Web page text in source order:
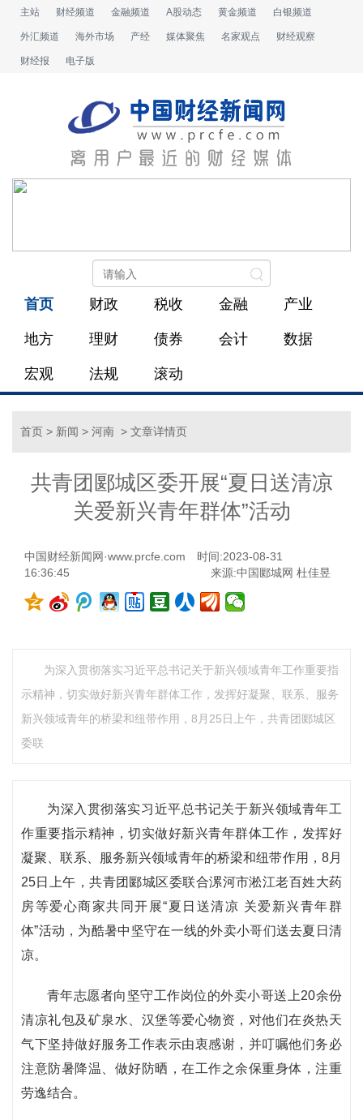
主站 财经频道 金融频道 A股动态 黄金频道 白银频道
外汇频道 海外市场 产经 媒体聚焦 名家观点 财经观察
财经报 电子版
首页 财政 税收 金融 产业
地方 理财 债券 会计 数据
宏观 法规 滚动
首页 > 新闻 > 河南 > 文章详情页
共青团郾城区委开展“夏日送清凉
关爱新兴青年群体”活动
中国财经新闻网·www.prcfe.com
时间:2023-08-31
16:36:45
来源:中国郾城网 杜佳昱
为深入贯彻落实习近平总书记关于新兴领域青年工作重要指
示精神，切实做好新兴青年群体工作，发挥好凝聚、联系、服务
新兴领域青年的桥梁和纽带作用，8月25日上午，共青团郾城区
委联
为深入贯彻落实习近平总书记关于新兴领域青年工
作重要指示精神，切实做好新兴青年群体工作，发挥好
凝聚、联系、服务新兴领域青年的桥梁和纽带作用，8月
25日上午，共青团郾城区委联合漯河市淞江老百姓大药
房等爱心商家共同开展“夏日送清凉 关爱新兴青年群
体”活动，为酷暑中坚守在一线的外卖小哥们送去夏日清
凉。
青年志愿者向坚守工作岗位的外卖小哥送上20余份
清凉礼包及矿泉水、汉堡等爱心物资，对他们在炎热天
气下坚持做好服务工作表示由衷感谢，并叮嘱他们务必
注意防暑降温、做好防晒，在工作之余保重身体，注重
劳逸结合。